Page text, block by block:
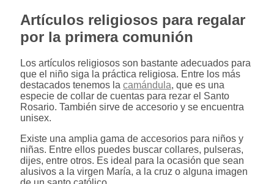
Artículos religiosos para regalar
por la primera comunión
Los artículos religiosos son bastante adecuados para
que el niño siga la práctica religiosa. Entre los más
destacados tenemos la camándula, que es una
especie de collar de cuentas para rezar el Santo
Rosario. También sirve de accesorio y se encuentra
unisex.
Existe una amplia gama de accesorios para niños y
niñas. Entre ellos puedes buscar collares, pulseras,
dijes, entre otros. Es ideal para la ocasión que sean
alusivos a la virgen María, a la cruz o alguna imagen